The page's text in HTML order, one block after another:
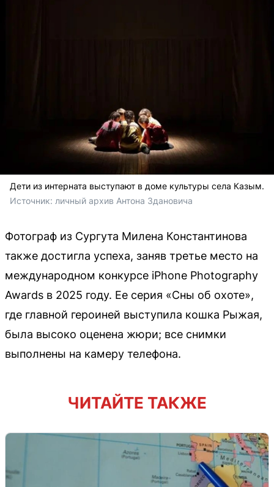
Дети из интерната выступают в доме культуры села Казым.
Источник: личный архив Антона Здановича
Фотограф из Сургута Милена Константинова
также достигла успеха, заняв третье место на
международном конкурсе iPhone Photography
Awards в 2025 году. Ее серия «Сны об охоте»,
где главной героиней выступила кошка Рыжая,
была высоко оценена жюри; все снимки
выполнены на камеру телефона.
ЧИТАЙТЕ ТАКЖЕ